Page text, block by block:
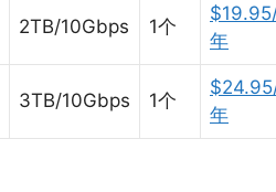
2TB/10Gbps 1个
年
3TB/10Gbps 1个
年